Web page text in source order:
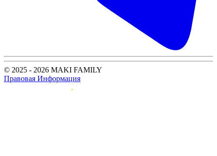
© 2025 - 2026 MAKI FAMILY
Правовая Информация